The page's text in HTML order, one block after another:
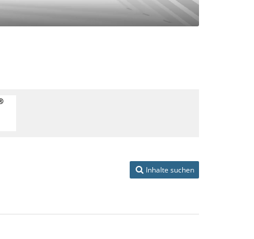
Inhalte suchen